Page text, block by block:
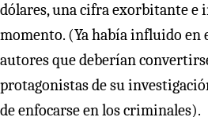
dólares, una cifra exorbitante e
momento. (Ya había influido en
autores que deberían
protagonistas de su
de enfocarse en los criminales).